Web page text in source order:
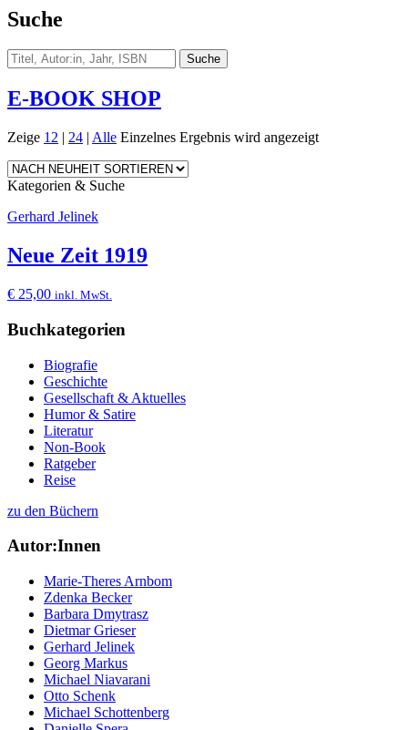
Suche
E-BOOK SHOP
Zeige 12 | 24 | Alle Einzelnes Ergebnis wird angezeigt
Kategorien & Suche
Gerhard Jelinek
Neue Zeit 1919
€ 25,00 inkl. MwSt.
Buchkategorien
Biografie
Geschichte
Gesellschaft & Aktuelles
Humor & Satire
Literatur
Non-Book
Ratgeber
Reise
zu den Büchern
Autor:Innen
Marie-Theres Arnbom
Zdenka Becker
Barbara Dmytrasz
Dietmar Grieser
Gerhard Jelinek
Georg Markus
Michael Niavarani
Otto Schenk
Michael Schottenberg